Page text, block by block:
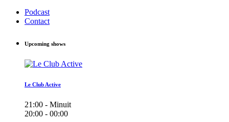
Podcast
Contact
Upcoming shows
Le Club Active
21:00 - Minuit
20:00 - 00:00